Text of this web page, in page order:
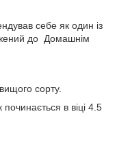
себе як один із
до Домашнім
сорту.
в віці 4.5